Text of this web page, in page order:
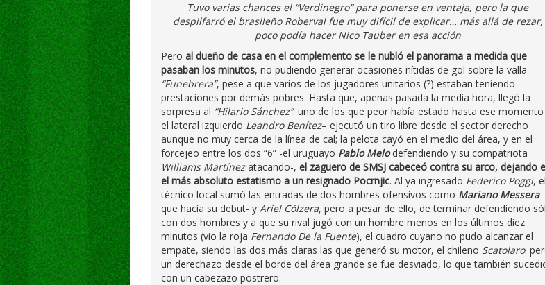
Tuvo varias chances el “Verdinegro” para ponerse en ventaja, pero la que
despilfarró el brasileño Roberval fue muy difícil de explicar… más allá de rezar,
poco podía hacer Nico Tauber en esa acción
Pero al dueño de casa en el complemento se le nubló el panorama a medida que
pasaban los minutos, no pudiendo generar ocasiones nítidas de gol sobre la valla
“Funebrera”, pese a que varios de los jugadores unitarios (?) estaban teniendo
prestaciones por demás pobres. Hasta que, apenas pasada la media hora, llegó la
sorpresa al “Hilario Sánchez”: uno de los que peor había estado hasta ese
el lateral izquierdo Leandro Benítez– ejecutó un tiro libre desde el sector derecho
aunque no muy cerca de la línea de cal; la pelota cayó en el medio del área, y en el
forcejeo entre los dos “6” -el uruguayo Pablo Melodefendiendo y su compatriota
Williams Martínezatacando-, el zaguero de SMSJ cabeceó contra su arco, dejando
el más absoluto estatismo a un resignado Pocrnjic. Al ya ingresado Federico Poggi, el
técnico local sumó las entradas de dos hombres ofensivos como Mariano Messera-
que hacía su debut- y Ariel Cólzera, pero a pesar de ello, de terminar defendiendo
con dos hombres y a que su rival jugó con un hombre menos en los últimos diez
minutos (vio la roja Fernando De la Fuente), el cuadro cuyano no pudo alcanzar el
empate, siendo las dos más claras las que generó su motor, el chileno Scatolaro:
un derechazo desde el borde del área grande se fue desviado, lo que también
con un cabezazo postrero.